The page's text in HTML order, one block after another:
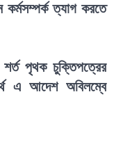
কর্মসম্পর্ক ত্যাগ করতে
শর্ত পৃথক চুক্তিপত্রের
এ আদেশ অবিলম্বে